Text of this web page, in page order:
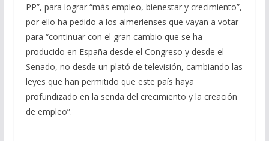
PP”, para lograr “más empleo, bienestar y crecimiento”,
por ello ha pedido a los almerienses que vayan a votar
para “continuar con el gran cambio que se ha
producido en España desde el Congreso y desde el
Senado, no desde un plató de televisión, cambiando las
leyes que han permitido que este país haya
profundizado en la senda del crecimiento y la creación
de empleo”.